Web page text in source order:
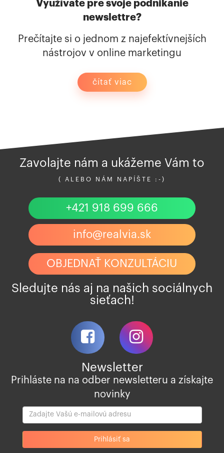
Využívate pre svoje podnikanie
newslettre?
Prečítajte si o jednom z najefektívnejších
nástrojov v online marketingu
čítať viac
Zavolajte nám a ukážeme Vám to
( ALEBO NÁM NAPÍŠTE :-)
+421 918 699 666
info@realvia.sk
OBJEDNAŤ KONZULTÁCIU
Sledujte nás aj na našich sociálnych
sieťach!
Newsletter
Prihláste na na odber newsletteru a získajte
novinky
Zadajte
Vašu
e-
Prihlásiť sa